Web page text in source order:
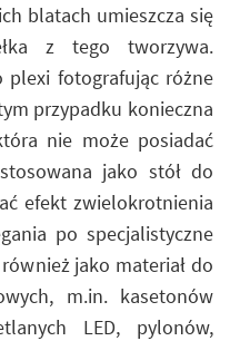
blatach umieszcza się
z tego tworzywa.
plexi fotografując różne
przypadku konieczna
nie może posiadać
jako stół do
efekt zwielokrotnienia
po specjalistyczne
jako materiał do
m.in. kasetonów
LED, pylonów,